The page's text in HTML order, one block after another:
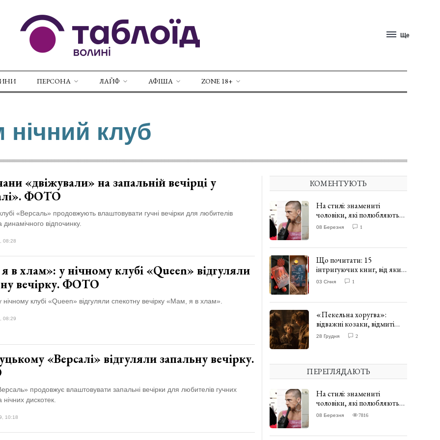
Ще
ПЕРСОНА ЛАЙФ АФІША ZONE 18+
нічний клуб
«двіжували» на запальній вечірці у
ФОТО
«Версаль» продовжують влаштовувати гучні вечірки для любителів
динамічного відпочинку.
08:28
в хлам»: у нічному клубі «Queen» відгуляли
вечірку. ФОТО
клубі «Queen» відгуляли спекотну вечірку «Мам, я в хлам».
08:29
«Версалі» відгуляли запальну вечірку.
продовжує влаштовувати запальні вечірки для любителів гучних
нічних дискотек.
10:18
КОМЕНТУЮТЬ
На стилі: знамениті
чоловіки, які полюбляють
одягати сукні. ФОТО
08 Березня 1
Що почитати: 15
інтригуючих книг, від яких
важко відірватись. ФОТО
03 Січня 1
«Пекельна хоругва»:
відважні козаки, відмиті
чорти та відчайдушний
28 Грудня 2
ПЕРЕГЛЯДАЮТЬ
На стилі: знамениті
чоловіки, які полюбляють
одягати сукні. ФОТО
08 Березня 7816